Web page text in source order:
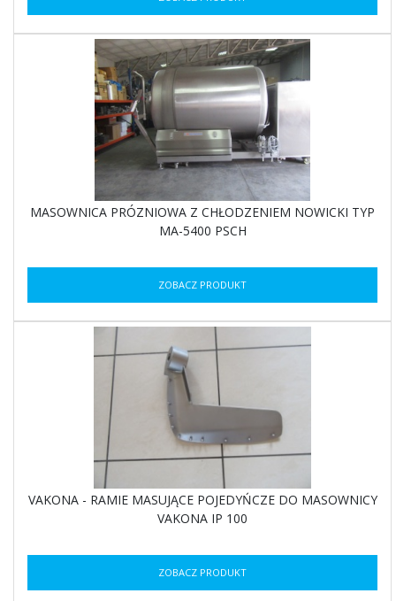
MASOWNICA PRÓZNIOWA Z CHŁODZENIEM NOWICKI TYP
MA-5400 PSCH
ZOBACZ PRODUKT
VAKONA - RAMIE MASUJĄCE POJEDYŃCZE DO MASOWNICY
VAKONA IP 100
ZOBACZ PRODUKT